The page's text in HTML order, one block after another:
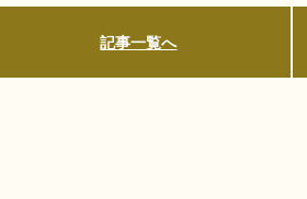
記事一覧へ